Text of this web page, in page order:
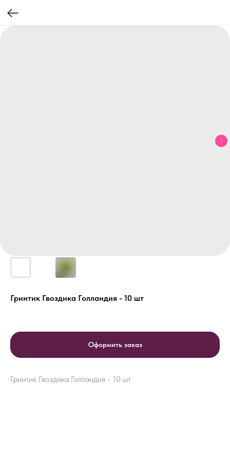
Гринтик Гвоздика Голландия - 10 шт
Оформить заказ
Гринтик Гвоздика Голландия - 10 шт